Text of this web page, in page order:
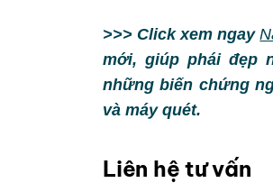
>>> Click xem ngay
mới, giúp phái đẹp
những biến chứng
và máy quét.
Liên hệ tư vấn